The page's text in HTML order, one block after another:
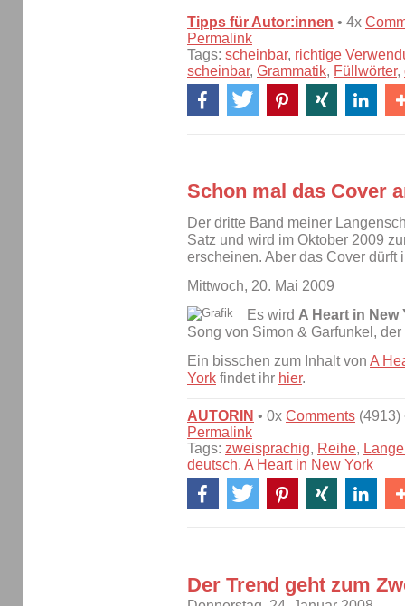
Tipps für Autor:innen • 4x
Permalink
Tags: scheinbar, richtige
scheinbar, Grammatik, Füllwörter,
Schon mal das Cover
Der dritte Band meiner
Satz und wird im Oktober 2009
erscheinen. Aber das Cover dürft
Mittwoch, 20. Mai 2009
Es wird A Heart in New
Song von Simon & Garfunkel,
Ein bisschen zum Inhalt von A
York findet ihr hier.
AUTORIN • 0x Comments (4913)
Permalink
Tags: zweisprachig, Reihe,
deutsch, A Heart in New York
Der Trend geht zum